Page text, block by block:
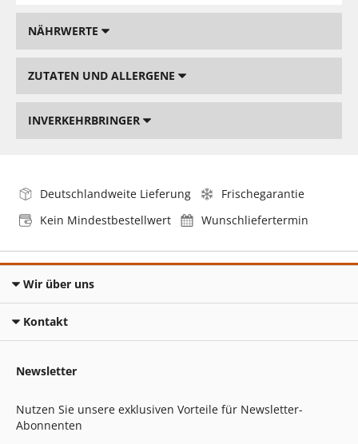
NÄHRWERTE
ZUTATEN UND ALLERGENE
INVERKEHRBRINGER
Deutschlandweite Lieferung
Frischegarantie
Kein Mindestbestellwert
Wunschliefertermin
Wir über uns
Kontakt
Newsletter
Nutzen Sie unsere exklusiven Vorteile für Newsletter-
Abonnenten